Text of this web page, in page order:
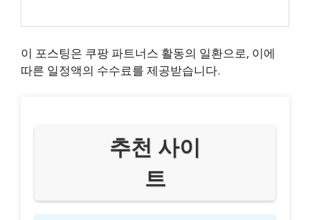
이 포스팅은 쿠팡 파트너스 활동의 일환으로, 이에
따른 일정액의 수수료를 제공받습니다.
추천 사이
트